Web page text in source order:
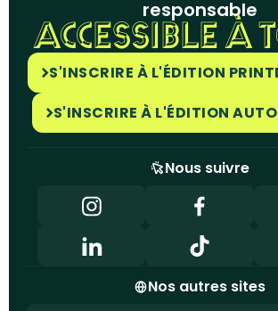
responsable
ACCESSIBLE À
S'INSCRIRE À L'ÉDITION
S'INSCRIRE À L'ÉDITION
Nous suivre
Nos autres sites